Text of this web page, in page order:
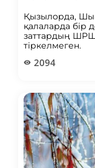
Қызылорда,
қалаларда бір
заттардың
тіркелмеген.
2094